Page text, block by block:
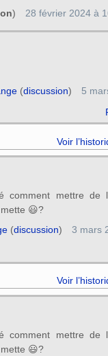
) 28 février 2024 à
(discussion)
5
Voir
comment mettre de
😃?
(discussion)
3 mars
Voir
comment mettre de
😃?